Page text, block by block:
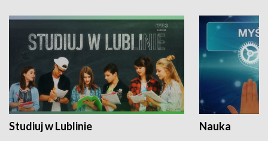
Studiuj w Lublinie Nauka